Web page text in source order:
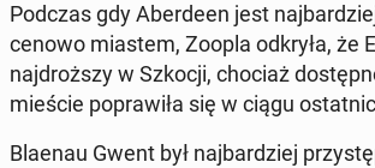
Podczas gdy Aber­de­en jest
cenowo miastem, Zoopla odkryła, że
naj­droż­szy w Szkocji, chociaż
mieście po­pra­wi­ła się w ciągu
Blaenau Gwent był naj­bar­dziej